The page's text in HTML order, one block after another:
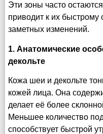
Эти зоны часто
приводит к их
заметных изменений.
1. Анатомические
декольте
Кожа шеи и декольте
кожей лица. Она
делает её более
Меньшее количество
способствует быстрой